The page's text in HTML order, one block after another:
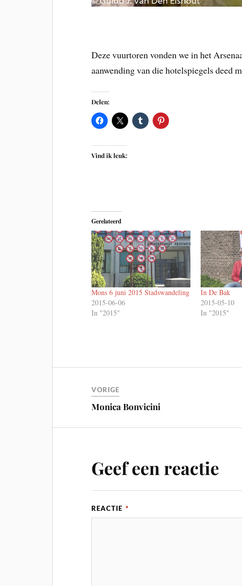
Deze vuurtoren vonden we in het
aanwending van die hotelspiegels deed
Delen:
Vind ik leuk:
Gerelateerd
Mons 6 juni 2015 Stadswandeling
2015-06-06
In "2015"
In De Bak
2015-05-10
In "2015"
VORIGE
Monica Bonvicini
Geef een reactie
REACTIE *